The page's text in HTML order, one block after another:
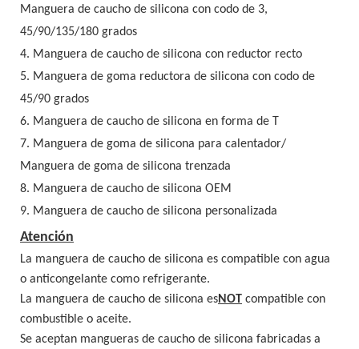
Manguera de caucho de silicona con codo de 3,
45/90/135/180 grados
4. Manguera de caucho de silicona con reductor recto
5. Manguera de goma reductora de silicona con codo de
45/90 grados
6. Manguera de caucho de silicona en forma de T
7. Manguera de goma de silicona para calentador/
Manguera de goma de silicona trenzada
8. Manguera de caucho de silicona OEM
9. Manguera de caucho de silicona personalizada
Atención
La manguera de caucho de silicona es compatible con agua
o anticongelante como refrigerante.
La manguera de caucho de silicona esNOT compatible con
combustible o aceite.
Se aceptan mangueras de caucho de silicona fabricadas a